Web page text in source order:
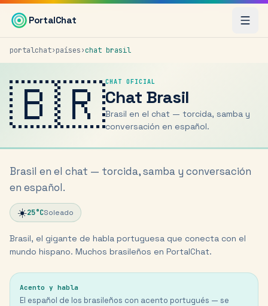
Saltar al contenido principal
PortalChat
portalchat›países›chat brasil
🇧🇷CHAT OFICIAL
Chat Brasil
Brasil en el chat — torcida, samba y
conversación en español.
Brasil en el chat — torcida, samba y conversación
en español.
☀️25°CSoleado
Brasil, el gigante de habla portuguesa que conecta con el
mundo hispano. Muchos brasileños en PortalChat.
Acento y habla
El español de los brasileños con acento portugués — se